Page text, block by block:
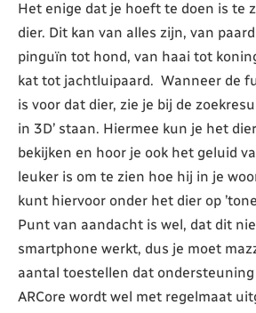
Het enige dat je hoeft te doen is te
dier. Dit kan van alles zijn, van
pinguïn tot hond, van haai tot
kat tot jachtluipaard. Wanneer de
is voor dat dier, zie je bij de
in 3D’ staan. Hiermee kun je het
bekijken en hoor je ook het geluid
leuker is om te zien hoe hij in je
kunt hiervoor onder het dier op
Punt van aandacht is wel, dat dit
smartphone werkt, dus je moet
aantal toestellen dat
ARCore wordt wel met regelmaat